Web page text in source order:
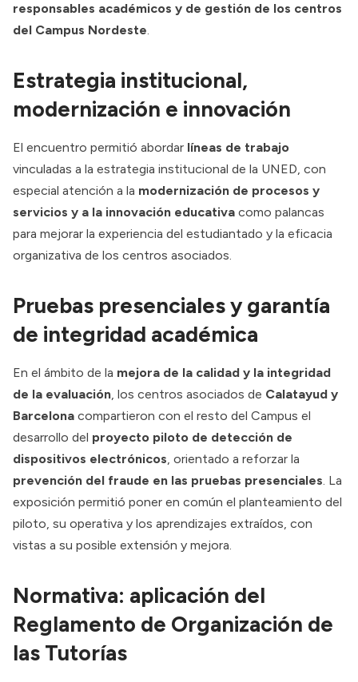
responsables académicos y de gestión de los centros
del Campus Nordeste.
Estrategia institucional,
modernización e innovación
El encuentro permitió abordar líneas de trabajo
vinculadas a la estrategia institucional de la UNED, con
especial atención a la modernización de procesos y
servicios y a la innovación educativa como palancas
para mejorar la experiencia del estudiantado y la eficacia
organizativa de los centros asociados.
Pruebas presenciales y garantía
de integridad académica
En el ámbito de la mejora de la calidad y la integridad
de la evaluación, los centros asociados de Calatayud y
Barcelona compartieron con el resto del Campus el
desarrollo del proyecto piloto de detección de
dispositivos electrónicos, orientado a reforzar la
prevención del fraude en las pruebas presenciales. La
exposición permitió poner en común el planteamiento del
piloto, su operativa y los aprendizajes extraídos, con
vistas a su posible extensión y mejora.
Normativa: aplicación del
Reglamento de Organización de
las Tutorías